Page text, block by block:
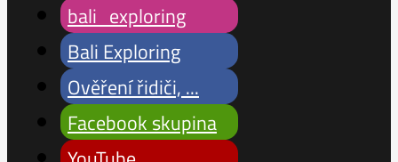
bali_exploring
Bali Exploring
Ověření řidiči, ...
Facebook skupina